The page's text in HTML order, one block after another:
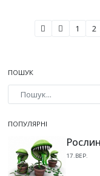
1
2
ПОШУК
ПОПУЛЯРНІ
17.ВЕР.